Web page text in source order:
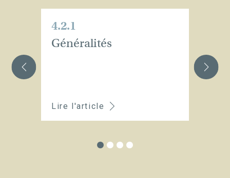
4.2.1
Généralités
Lire l'article